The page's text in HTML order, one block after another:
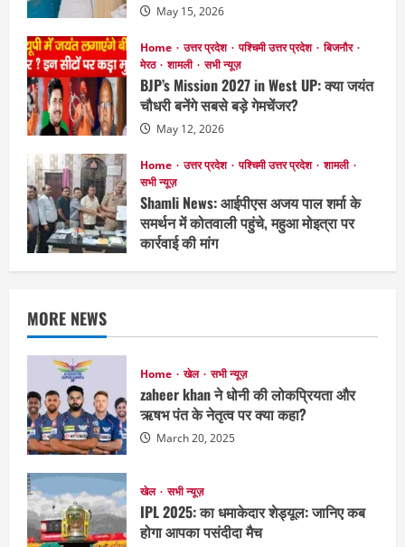
May 15, 2026
Home उत्तर प्रदेश पश्चिमी उत्तर प्रदेश
बिजनौर
मेरठ
शामली सभी न्यूज़
BJP’s Mission 2027 in West UP: क्या जयंत
चौधरी बनेंगे सबसे बड़े गेमचेंजर?
May 12, 2026
Home उत्तर प्रदेश पश्चिमी उत्तर प्रदेश
शामली
सभी न्यूज़
Shamli News: आईपीएस अजय पाल शर्मा के
समर्थन में कोतवाली पहुंचे, महुआ मोइत्रा पर
कार्रवाई की मांग
MORE NEWS
Home खेल सभी न्यूज़
zaheer khan ने धोनी की लोकप्रियता और
ऋषभ पंत के नेतृत्व पर क्या कहा?
March 20, 2025
खेल सभी न्यूज़
IPL 2025: का धमाकेदार शेड्यूल: जानिए कब
होगा आपका पसंदीदा मैच